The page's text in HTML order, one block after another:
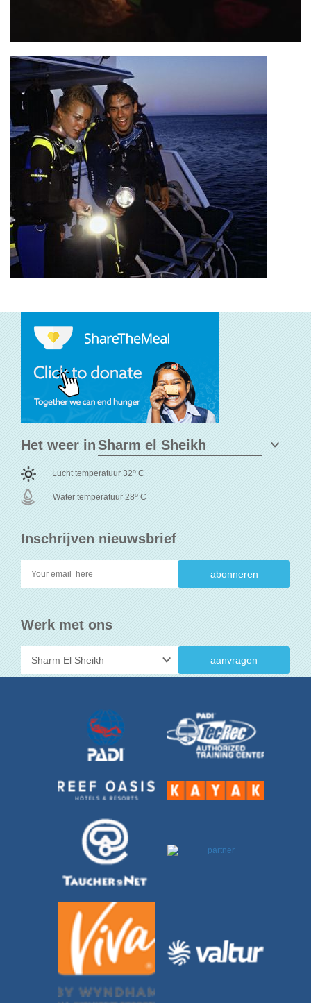
Inschrijven nieuwsbrief
Werk met ons
aanvragen
Het weer in
Lucht temperatuur 32o C
Water temperatuur 28o C